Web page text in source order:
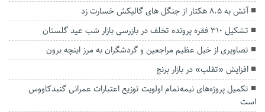
آتش به ۸.۵ هکتار از جنگل های گالیکش خسارت زد
تشکیل ۳۱۰ فقره پرونده تخلف در بازرسی‌ بازار شب عید گلستان
تصاویری از خیل عظیم مراجعین و گردشگران به مرز اینچه برون
افزایش «تقلب» در بازار برنج
تکمیل پروژه‌های نیمه‌تمام اولویت توزیع اعتبارات عمرانی گنبدکاووس
است